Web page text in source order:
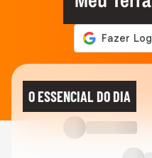
O ESSENCIAL DO DIA